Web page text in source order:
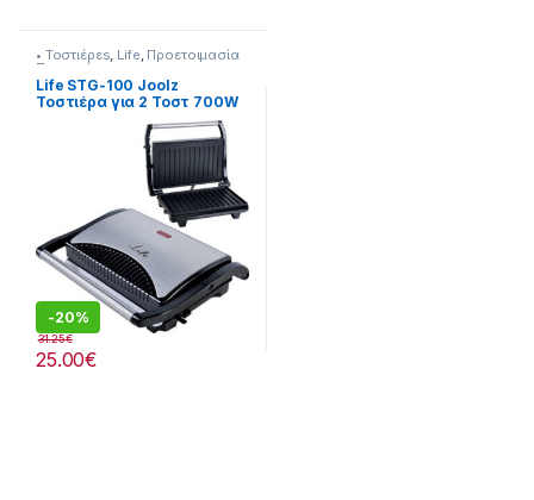
• Τοστιέρεs, Life, Προετοιμασία
Πρωινού
Life STG-100 Joolz
Τοστιέρα για 2 Τοστ 700W
-20%
25.00€
31.25€